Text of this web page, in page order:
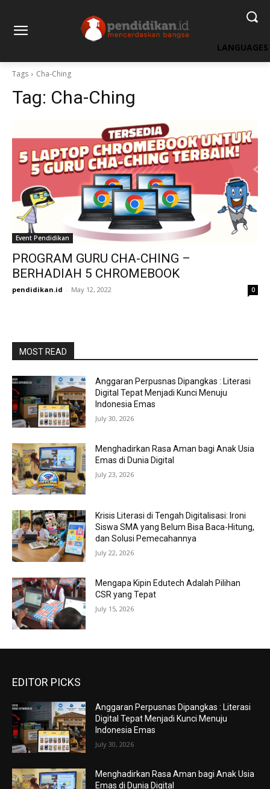
LANGUAGES
Tags Cha-Ching
Tag: Cha-Ching
Event Pendidikan
PROGRAM GURU CHA-CHING –
BERHADIAH 5 CHROMEBOOK
pendidikan.id - May 12, 2022 0
MOST READ
Anggaran Perpusnas Dipangkas : Literasi
Digital Tepat Menjadi Kunci Menuju
Indonesia Emas
July 30, 2026
Menghadirkan Rasa Aman bagi Anak Usia
Emas di Dunia Digital
July 23, 2026
Krisis Literasi di Tengah Digitalisasi: Ironi
Siswa SMA yang Belum Bisa Baca-Hitung,
dan Solusi Pemecahannya
July 22, 2026
Mengapa Kipin Edutech Adalah Pilihan
CSR yang Tepat
July 15, 2026
EDITOR PICKS
Anggaran Perpusnas Dipangkas : Literasi
Digital Tepat Menjadi Kunci Menuju
Indonesia Emas
July 30, 2026
Menghadirkan Rasa Aman bagi Anak Usia
Emas di Dunia Digital